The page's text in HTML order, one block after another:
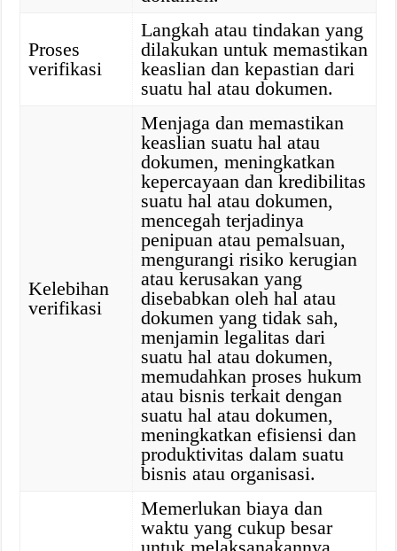
Proses
verifikasi
Langkah atau tindakan yang
dilakukan untuk memastikan
keaslian dan kepastian dari
suatu hal atau dokumen.
Kelebihan
verifikasi
Menjaga dan memastikan
keaslian suatu hal atau
dokumen, meningkatkan
kepercayaan dan kredibilitas
suatu hal atau dokumen,
mencegah terjadinya
penipuan atau pemalsuan,
mengurangi risiko kerugian
atau kerusakan yang
disebabkan oleh hal atau
dokumen yang tidak sah,
menjamin legalitas dari
suatu hal atau dokumen,
memudahkan proses hukum
atau bisnis terkait dengan
suatu hal atau dokumen,
meningkatkan efisiensi dan
produktivitas dalam suatu
bisnis atau organisasi.
Memerlukan biaya dan
waktu yang cukup besar